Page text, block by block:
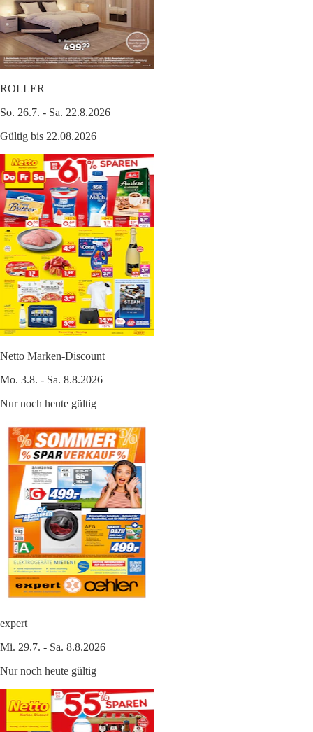
ROLLER
So. 26.7. - Sa. 22.8.2026
Gültig bis 22.08.2026
Netto Marken-Discount
Mo. 3.8. - Sa. 8.8.2026
Nur noch heute gültig
expert
Mi. 29.7. - Sa. 8.8.2026
Nur noch heute gültig